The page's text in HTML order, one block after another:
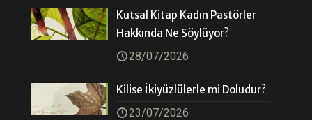
Kutsal Kitap Kadın Pastörler
Hakkında Ne Söylüyor?
28/07/2026
Kilise İkiyüzlülerle mi Doludur?
23/07/2026